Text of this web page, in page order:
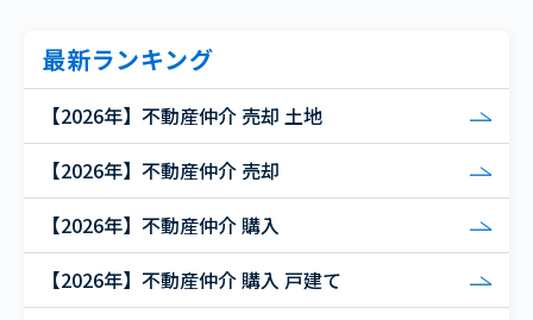
最新ランキング
【2026年】不動産仲介 売却 土地
【2026年】不動産仲介 売却
【2026年】不動産仲介 購入
【2026年】不動産仲介 購入 戸建て